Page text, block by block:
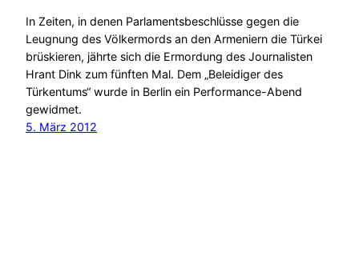
In Zeiten, in denen Parlamentsbeschlüsse gegen die
Leugnung des Völkermords an den Armeniern die Türkei
brüskieren, jährte sich die Ermordung des Journalisten
Hrant Dink zum fünften Mal. Dem „Beleidiger des
Türkentums“ wurde in Berlin ein Performance-Abend
gewidmet.
5. März 2012